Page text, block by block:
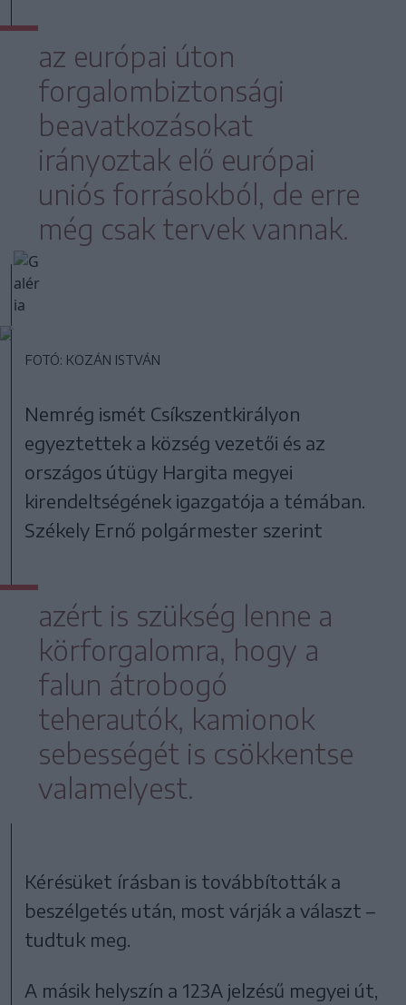
az európai úton
forgalombiztonsági
beavatkozásokat
irányoztak elő európai
uniós forrásokból, de erre
még csak tervek vannak.
FOTÓ: KOZÁN ISTVÁN
Nemrég ismét Csíkszentkirályon
egyeztettek a község vezetői és az
országos útügy Hargita megyei
kirendeltségének igazgatója a témában.
Székely Ernő polgármester szerint
azért is szükség lenne a
körforgalomra, hogy a
falun átrobogó
teherautók, kamionok
sebességét is csökkentse
valamelyest.
Kérésüket írásban is továbbították a
beszélgetés után, most várják a választ –
tudtuk meg.
A másik helyszín a 123A jelzésű megyei út,